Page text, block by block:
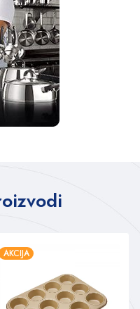
AKCIJA